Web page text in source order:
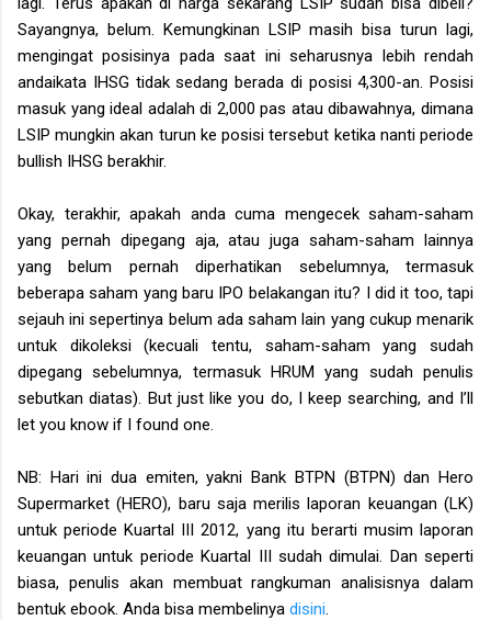
Sayangnya, belum. Kemungkinan LSIP masih bisa turun lagi,
mengingat posisinya pada saat ini seharusnya lebih rendah
andaikata IHSG tidak sedang berada di posisi 4,300-an. Posisi
masuk yang ideal adalah di 2,000 pas atau dibawahnya, dimana
LSIP mungkin akan turun ke posisi tersebut ketika nanti periode
bullish IHSG berakhir.
Okay, terakhir, apakah anda cuma mengecek saham-saham
yang pernah dipegang aja, atau juga saham-saham lainnya
yang belum pernah diperhatikan sebelumnya, termasuk
beberapa saham yang baru IPO belakangan itu? I did it too, tapi
sejauh ini sepertinya belum ada saham lain yang cukup menarik
untuk dikoleksi (kecuali tentu, saham-saham yang sudah
dipegang sebelumnya, termasuk HRUM yang sudah penulis
sebutkan diatas). But just like you do, I keep searching, and I’ll
let you know if I found one.
NB: Hari ini dua emiten, yakni Bank BTPN (BTPN) dan Hero
Supermarket (HERO), baru saja merilis laporan keuangan (LK)
untuk periode Kuartal III 2012, yang itu berarti musim laporan
keuangan untuk periode Kuartal III sudah dimulai. Dan seperti
biasa, penulis akan membuat rangkuman analisisnya dalam
bentuk ebook. Anda bisa membelinya disini